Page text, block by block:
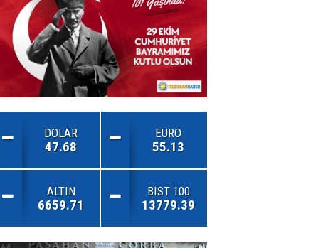
DOLAR
47.68
EURO
55.13
ALTIN
6659.71
BIST 100
13779.39